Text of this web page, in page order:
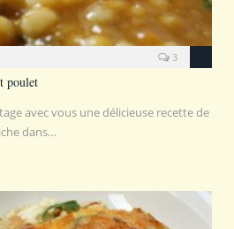
3
poulet
avec vous une délicieuse recette de
dans…